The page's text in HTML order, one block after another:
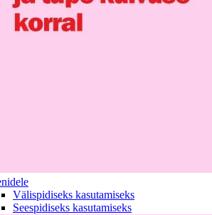
Välispidiseks kasutamiseks
Seespidiseks kasutamiseks